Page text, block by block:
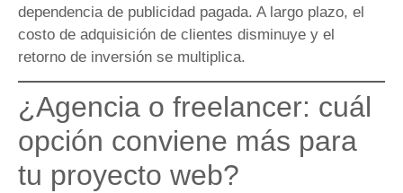
dependencia de publicidad pagada. A largo plazo, el
costo de adquisición de clientes disminuye y el
retorno de inversión se multiplica.
¿Agencia o freelancer: cuál
opción conviene más para
tu proyecto web?